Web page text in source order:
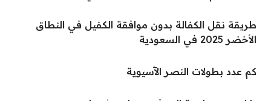
طريقة نقل الكفالة بدون موافقة الكفيل في النطاق
الأخضر 2025 في السعودية
كم عدد بطولات النصر الآسيوية